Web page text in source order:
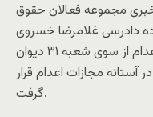
خبری مجموعه فعالان حقوق
دادرسی غلامرضا خسروی
سوادجانی، زندانی سیاسی محکوم به اعدام از سوی شعبه ۳۱ دیوان
مجازات اعدام قرار
گرفت.